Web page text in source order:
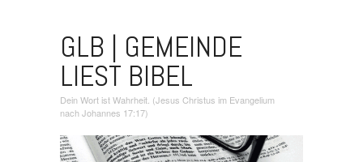
GLB | GEMEINDE
LIEST BIBEL
Dein Wort ist Wahrheit. (Jesus Christus im Evangelium
nach Johannes 17:17)